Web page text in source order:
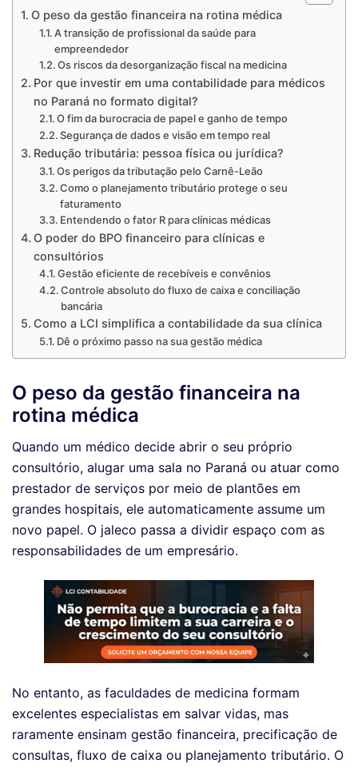
O peso da gestão financeira na rotina médica
A transição de profissional da saúde para
empreendedor
Os riscos da desorganização fiscal na medicina
Por que investir em uma contabilidade para médicos
no Paraná no formato digital?
O fim da burocracia de papel e ganho de tempo
Segurança de dados e visão em tempo real
Redução tributária: pessoa física ou jurídica?
Os perigos da tributação pelo Carnê-Leão
Como o planejamento tributário protege o seu
faturamento
Entendendo o fator R para clínicas médicas
O poder do BPO financeiro para clínicas e
consultórios
Gestão eficiente de recebíveis e convênios
Controle absoluto do fluxo de caixa e conciliação
bancária
Como a LCI simplifica a contabilidade da sua clínica
Dê o próximo passo na sua gestão médica
O peso da gestão financeira na
rotina médica
Quando um médico decide abrir o seu próprio
consultório, alugar uma sala no Paraná ou atuar como
prestador de serviços por meio de plantões em
grandes hospitais, ele automaticamente assume um
novo papel. O jaleco passa a dividir espaço com as
responsabilidades de um empresário.
No entanto, as faculdades de medicina formam
excelentes especialistas em salvar vidas, mas
raramente ensinam gestão financeira, precificação de
consultas, fluxo de caixa ou planejamento tributário. O